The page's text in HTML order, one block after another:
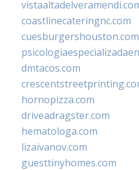
coastlinecateringnc.com
cuesburgershouston.com
dmtacos.com
hornopizza.com
driveadragster.com
hematologa.com
lizaivanov.com
guesttinyhomes.com